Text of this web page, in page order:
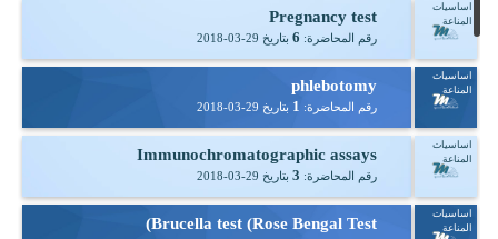
اساسيات
المناعة
Pregnancy test
رقم المحاضرة: 6 بتاريخ 2018-03-29
اساسيات
المناعة
phlebotomy
رقم المحاضرة: 1 بتاريخ 2018-03-29
اساسيات
المناعة
Immunochromatographic assays
رقم المحاضرة: 3 بتاريخ 2018-03-29
اساسيات
المناعة
Brucella test (Rose Bengal Test)